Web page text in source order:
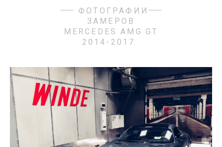
ФОТОГРАФИИ
ЗАМЕРОВ
MERCEDES AMG GT
2014-2017